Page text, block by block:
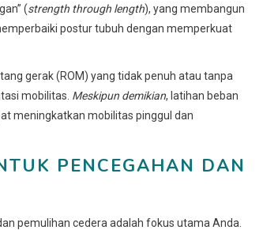
(strength through length), yang membangun
postur tubuh dengan memperkuat
gerak (ROM) yang tidak penuh atau tanpa
mobilitas. Meskipun demikian, latihan beban
meningkatkan mobilitas pinggul dan
PENCEGAHAN DAN
pemulihan cedera adalah fokus utama Anda.